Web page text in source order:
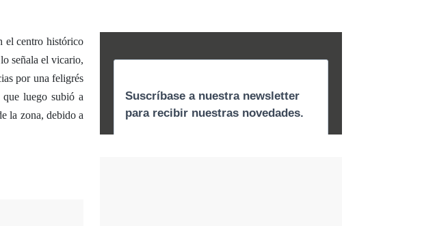
el centro histórico
señala el vicario,
por una feligrés
luego subió a
la zona, debido a